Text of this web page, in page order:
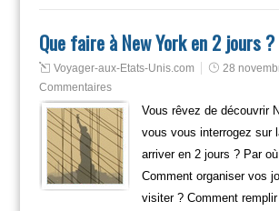
Que faire à New York en 2 jours ?
Voyager-aux-Etats-Unis.com 28
Commentaires
Vous rêvez de découvrir
vous vous interrogez sur
arriver en 2 jours ? Par
Comment organiser vos
visiter ? Comment